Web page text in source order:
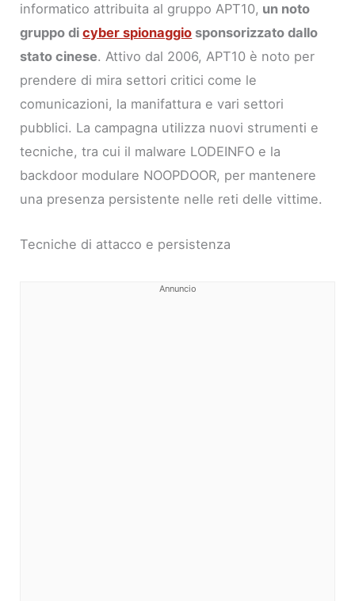
informatico attribuita al gruppo APT10, un noto
gruppo dicyber spionaggio sponsorizzato dallo
stato cinese. Attivo dal 2006, APT10 è noto per
prendere di mira settori critici come le
comunicazioni, la manifattura e vari settori
pubblici. La campagna utilizza nuovi strumenti e
tecniche, tra cui il malware LODEINFO e la
backdoor modulare NOOPDOOR, per mantenere
una presenza persistente nelle reti delle vittime.
Tecniche di attacco e persistenza
Annuncio